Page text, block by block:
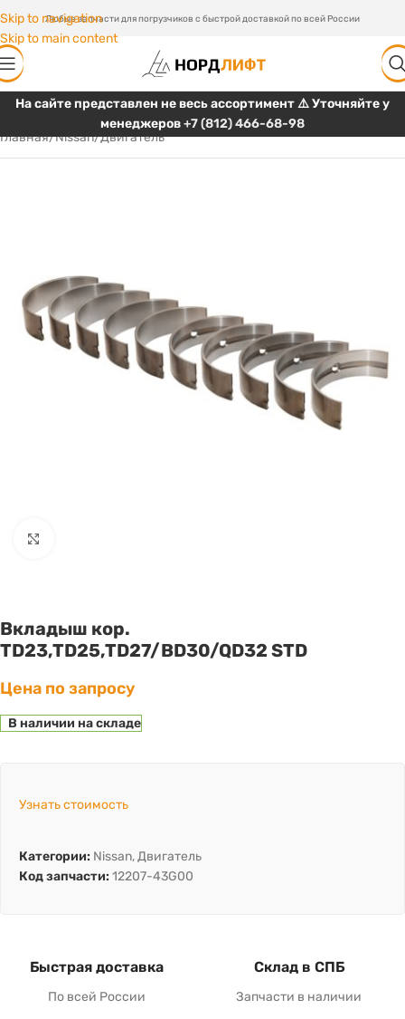
Skip to navigation
Skip to main content
Любые запчасти для погрузчиков с быстрой доставкой по всей России
На сайте представлен не весь ассортимент ⚠️ Уточняйте у
менеджеров+7 (812) 466-68-98
Главная/Nissan/Двигатель
Вкладыш кор.
TD23,TD25,TD27/BD30/QD32 STD
Цена по запросу
В наличии на складе
Узнать стоимость
Категории: Nissan,Двигатель
Код запчасти: 12207-43G00
Быстрая доставка
По всей России
Склад в СПБ
Запчасти в наличии